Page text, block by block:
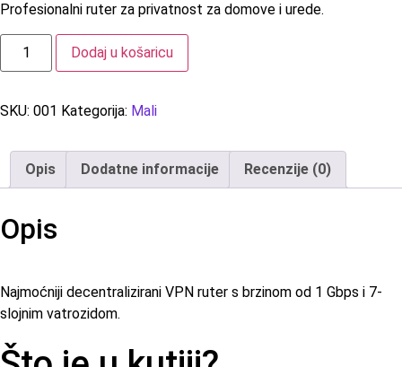
Profesionalni ruter za privatnost za domove i urede.
Dodaj u košaricu
SKU: 001 Kategorija: Mali
Opis Dodatne informacije Recenzije (0)
Opis
Najmoćniji decentralizirani VPN ruter s brzinom od 1 Gbps i 7-
slojnim vatrozidom.